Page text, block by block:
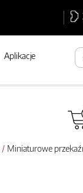
Aplikacje
Miniaturowe